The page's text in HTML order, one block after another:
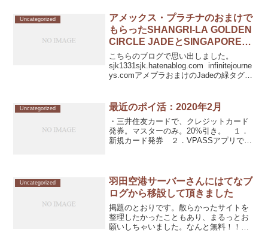
です。 とりあえず、キャッシュ...
Uncategorized
アメックス・プラチナのおまけで
もらったSHANGRI-LA GOLDEN
CIRCLE JADEとSINGAPORE
AIRLINES KRISFLYERをステー
タスマッチしてみた
こちらのブログで思い出しました。
sjk1331sjk.hatenablog.com infinitejourne
ys.comアメプラおまけのJadeの緑タグは
族の分と...
Uncategorized 最近のポイ活：2020年2月
・三井住友カードで、クレジットカード
発券。マスターのみ。20%引き。 １．
新規カード発券 ２．VPASSアプリでロ
ず。200...
Uncategorized
羽田空港サーバーさんにはてなブ
ログから移設して頂きました
掲題のとおりです。散らかったサイトを
整理したかったこともあり、まるっとお
願いしちゃいました。なんと無料！！！